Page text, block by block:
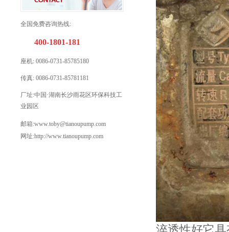
全国免费咨询热线:
400-1801-181
座机: 0086-0731-85785180
传真: 0086-0731-85781181
厂址:中国·湖南长沙雨花区环保科技工
业园区
邮箱:www.toby@tianoupump.com
网址:http://www.tianoupump.com